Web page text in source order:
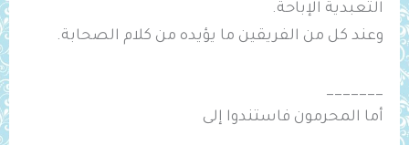
التعبدية الإباحة.
وعند كل من الفريقين ما يؤيده من كلام الصحابة.
_______
أما المحرمون فاستندوا إلى